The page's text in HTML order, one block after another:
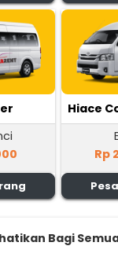
Hiace
Rp
Bagi